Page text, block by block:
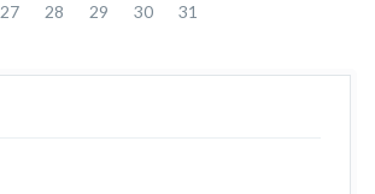
27 28 29 30 31